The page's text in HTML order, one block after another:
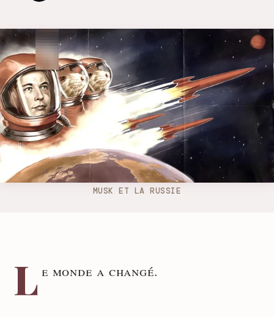
MUSK ET LA RUSSIE
L e monde a changé.